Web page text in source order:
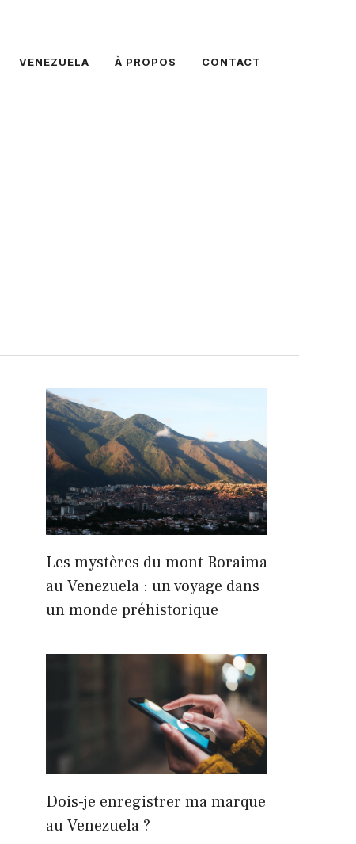
VENEZUELA À PROPOS CONTACT
Les mystères du mont Roraima
au Venezuela : un voyage dans
un monde préhistorique
Dois-je enregistrer ma marque
au Venezuela ?